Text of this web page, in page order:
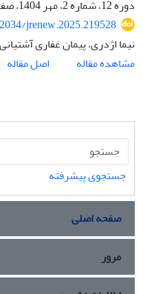
دوره 12، شماره 2، مهر 1404، صفحه
jrenew.2025.219528
نیما اژدری، پیمان غفاری
مشاهده مقاله
اصل مقاله
جستجوی پیشرفته
صفحه اصلی
مرور